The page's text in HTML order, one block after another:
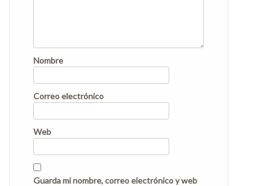
Nombre
Correo electrónico
Web
Guarda mi nombre, correo electrónico y web